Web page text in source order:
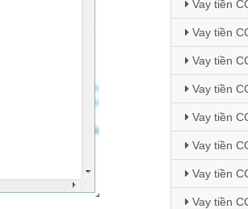
Vay tiền
Vay tiền
Vay tiền
Vay tiền
Vay tiền
Vay tiền
Vay tiền
Vay tiền